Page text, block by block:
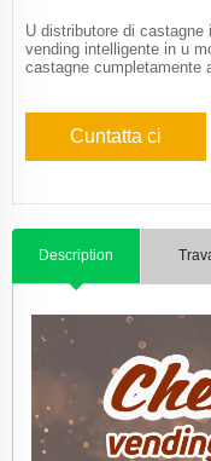
U distributore di castagne
vending intelligente in u
castagne cumpletamente
Cuntatta ci
Description